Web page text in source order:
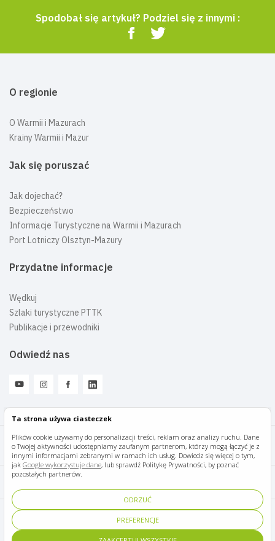
Ta strona używa ciasteczek
Plików cookie używamy do personalizacji treści, reklam oraz analizy ruchu. Dane
o Twojej aktywności udostępniamy zaufanym partnerom, którzy mogą łączyć je z
innymi informacjami zebranymi w ramach ich usług. Dowiedz się więcej o tym,
jak Google wykorzystuje dane, lub sprawdź Politykę Prywatności, by poznać
pozostałych partnerów.
ODRZUĆ
PREFERENCJE
Spodobał się artykuł? Podziel się z innymi :
O regionie
O Warmii i Mazurach
Krainy Warmii i Mazur
Jak się poruszać
Jak dojechać?
Bezpieczeństwo
Informacje Turystyczne na Warmii i Mazurach
Port Lotniczy Olsztyn-Mazury
Przydatne informacje
Wędkuj
Szlaki turystyczne PTTK
Publikacje i przewodniki
Odwiedź nas
Mazury Travel © 2026
Polityka prywatności